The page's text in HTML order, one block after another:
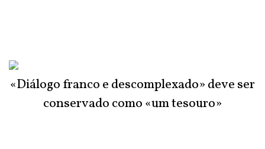
«Diálogo franco e descomplexado» deve ser
conservado como «um tesouro»